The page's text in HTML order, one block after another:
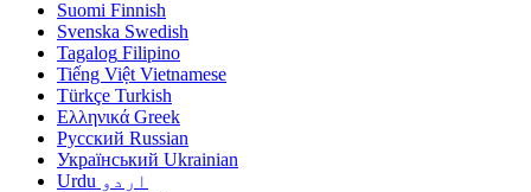
Suomi Finnish
Svenska Swedish
Tagalog Filipino
Tiếng Việt Vietnamese
Türkçe Turkish
Ελληνικά Greek
Русский Russian
Український Ukrainian
اردو Urdu